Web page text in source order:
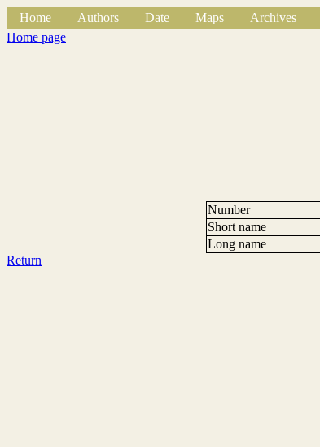
Home Authors Date Maps Archives
Home page
Number
Short name
Long name
Return